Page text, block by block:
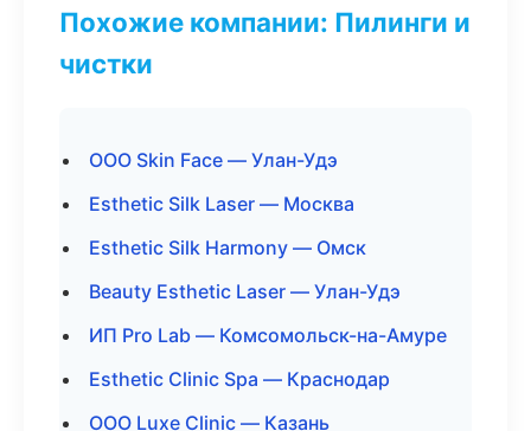
Похожие компании: Пилинги и
чистки
ООО Skin Face — Улан-Удэ
Esthetic Silk Laser — Москва
Esthetic Silk Harmony — Омск
Beauty Esthetic Laser — Улан-Удэ
ИП Pro Lab — Комсомольск-на-Амуре
Esthetic Clinic Spa — Краснодар
ООО Luxe Clinic — Казань